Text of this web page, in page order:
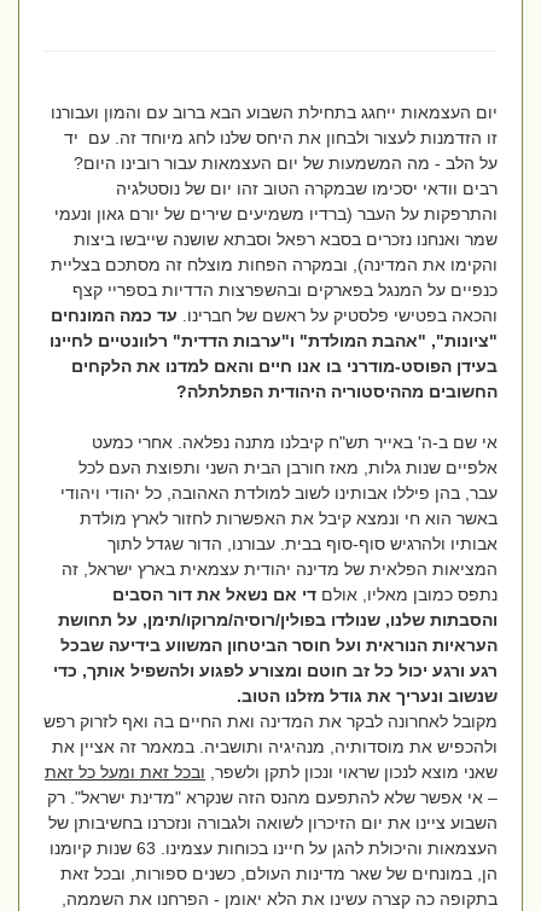
יום העצמאות ייחגג בתחילת השבוע הבא ברוב עם והמון ועבורנו
זו הזדמנות לעצור ולבחון את היחס שלנו לחג מיוחד זה. עם יד
על הלב - מה המשמעות של יום העצמאות עבור רובינו היום?
רבים וודאי יסכימו שבמקרה הטוב זהו יום של נוסטלגיה
והתרפקות על העבר (ברדיו משמיעים שירים של יורם גאון ונעמי
שמר ואנחנו נזכרים בסבא רפאל וסבתא שושנה שייבשו ביצות
והקימו את המדינה), ובמקרה הפחות מוצלח זה מסתכם בצליית
כנפיים על המנגל בפארקים ובהשפרצות הדדיות בספריי קצף
והכאה בפטישי פלסטיק על ראשם של חברינו.עד כמה המונחים
"ציונות", "אהבת המולדת" ו"ערבות הדדית" רלוונטיים לחיינו
בעידן הפוסט-מודרני בו אנו חיים והאם למדנו את הלקחים
החשובים מההיסטוריה היהודית הפתלתלה?
אי שם ב-ה' באייר תש"ח קיבלנו מתנה נפלאה. אחרי כמעט
אלפיים שנות גלות, מאז חורבן הבית השני ותפוצת העם לכל
עבר, בהן פיללו אבותינו לשוב למולדת האהובה, כל יהודי ויהודי
באשר הוא חי ונמצא קיבל את האפשרות לחזור לארץ מולדת
אבותיו ולהרגיש סוף-סוף בבית. עבורנו, הדור שגדל לתוך
המציאות הפלאית של מדינה יהודית עצמאית בארץ ישראל, זה
נתפס כמובן מאליו, אולםדי אם נשאל את דור הסבים
והסבתות שלנו, שנולדו בפולין/רוסיה/מרוקו/תימן, על תחושת
העראיות הנוראית ועל חוסר הביטחון המשווע בידיעה שבכל
רגע ורגע יכול כל זב חוטם ומצורע לפגוע ולהשפיל אותך, כדי
שנשוב ונעריך את גודל מזלנו הטוב.
מקובל לאחרונה לבקר את המדינה ואת החיים בה ואף לזרוק רפש
ולהכפיש את מוסדותיה, מנהיגיה ותושביה. במאמר זה אציין את
שאני מוצא לנכון שראוי ונכון לתקן ולשפר,ובכל זאת ומעל כל זאת
– אי אפשר שלא להתפעם מהנס הזה שנקרא "מדינת ישראל". רק
השבוע ציינו את יום הזיכרון לשואה ולגבורה ונזכרנו בחשיבותן של
העצמאות והיכולת להגן על חיינו בכוחות עצמינו. 63 שנות קיומנו
הן, במונחים של שאר מדינות העולם, כשנים ספורות, ובכל זאת
בתקופה כה קצרה עשינו את הלא יאומן - הפרחנו את השממה,